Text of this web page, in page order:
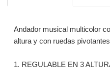
Andador musical multicolor
altura y con ruedas
1. REGULABLE EN 3